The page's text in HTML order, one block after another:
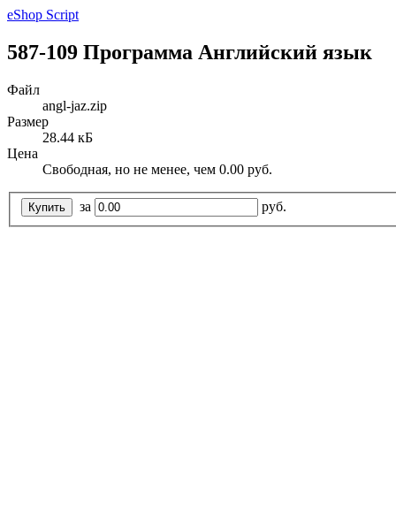
eShop Script
587-109 Программа Английский язык
Файл
angl-jaz.zip
Размер
28.44 кБ
Цена
Свободная, но не менее, чем 0.00 руб.
Купить за руб.